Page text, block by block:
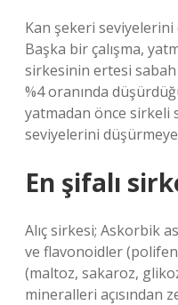
Kan şekeri seviyelerini
Başka bir çalışma,
sirkesinin ertesi
%4 oranında
yatmadan önce sirkeli
seviyelerini düşürmeye
En şifalı
Alıç sirkesi; Askorbik
ve flavonoidler
(maltoz, sakaroz,
mineralleri açısından